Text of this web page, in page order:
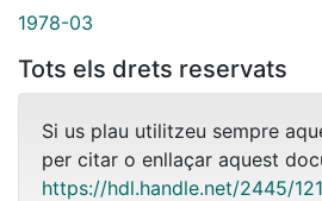
1978-03
Tots els drets reservats
Si us plau utilitzeu sempre
per citar o enllaçar aquest
https://hdl.handle.net/2445/